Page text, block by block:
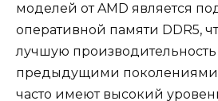
моделей от AMD является
оперативной памяти DDR5,
лучшую
предыдущими
часто имеют высокий